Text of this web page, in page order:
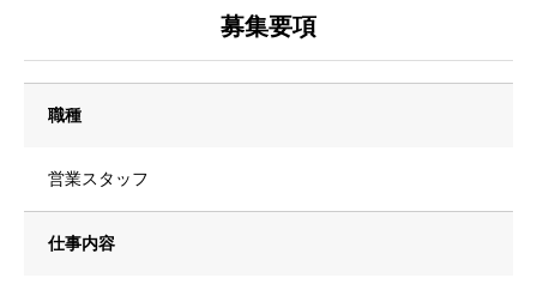
募集要項
職種
営業スタッフ
仕事内容